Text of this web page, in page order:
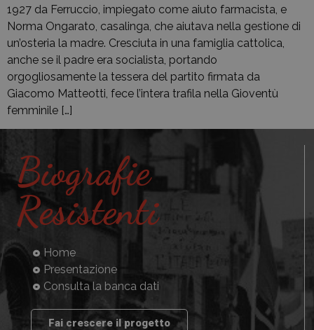
1927 da Ferruccio, impiegato come aiuto farmacista, e
Norma Ongarato, casalinga, che aiutava nella gestione di
un’osteria la madre. Cresciuta in una famiglia cattolica,
anche se il padre era socialista, portando
orgogliosamente la tessera del partito firmata da
Giacomo Matteotti, fece l’intera trafila nella Gioventù
femminile […]
Biografie
Resistenti
Home
Presentazione
Consulta la banca dati
Fai crescere il progetto